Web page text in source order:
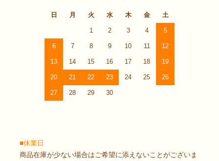
日 月 火 水 木 金 土
1 2 3 4 5
6 7 8 9 10 11 12
13 14 15 16 17 18 19
20 21 22 23 24 25 26
27 28 29 30
■休業日
商品在庫が少ない場合はご希望に添えないことがございま